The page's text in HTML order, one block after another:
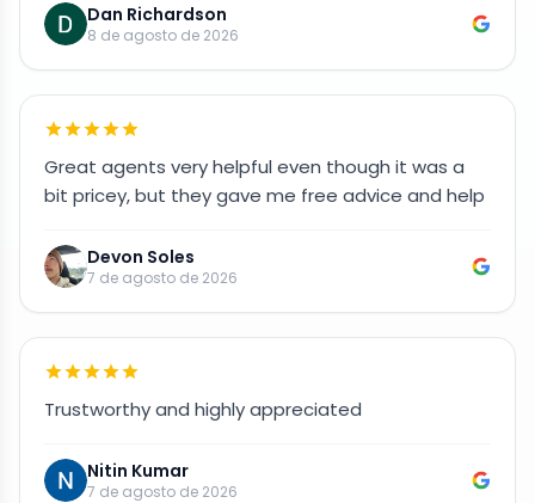
Dan Richardson
8 de agosto de 2026
Great agents very helpful even though it was a
bit pricey, but they gave me free advice and help
Devon Soles
7 de agosto de 2026
Trustworthy and highly appreciated
Nitin Kumar
7 de agosto de 2026